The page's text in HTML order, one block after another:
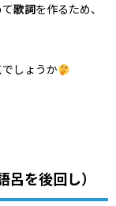
歌詞を作るため、
しょうか
を後回し）